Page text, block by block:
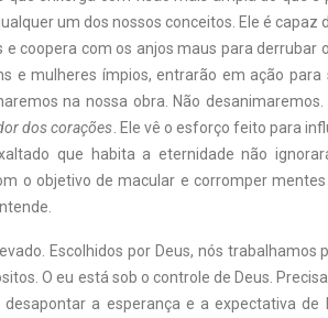
um dos nossos conceitos. Ele é capaz
coopera com os anjos maus para derrubar
e mulheres ímpios, entrarão em ação
na nossa obra. Não
dos corações . Ele vê o esforço feito para
que habita a eternidade não
o objetivo de macular e corromper
Escolhidos por Deus, nós trabalhamos
O eu está sob o controle de Deus.
a esperança e a expectativa de